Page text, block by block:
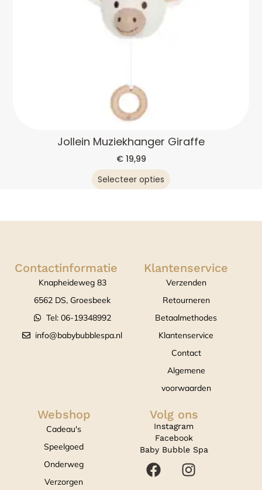
Jollein Muziekhanger Giraffe
€19,99
Selecteer opties
Contactinformatie
Knapheideweg 83
6562 DS, Groesbeek
Tel: 06-19348992
info@babybubblespa.nl
Klantenservice
Verzenden
Retourneren
Betaalmethodes
Klantenservice
Contact
Algemene
voorwaarden
Webshop
Cadeau's
Speelgoed
Onderweg
Verzorgen
Volg ons
Instagram
Facebook
Baby Bubble Spa